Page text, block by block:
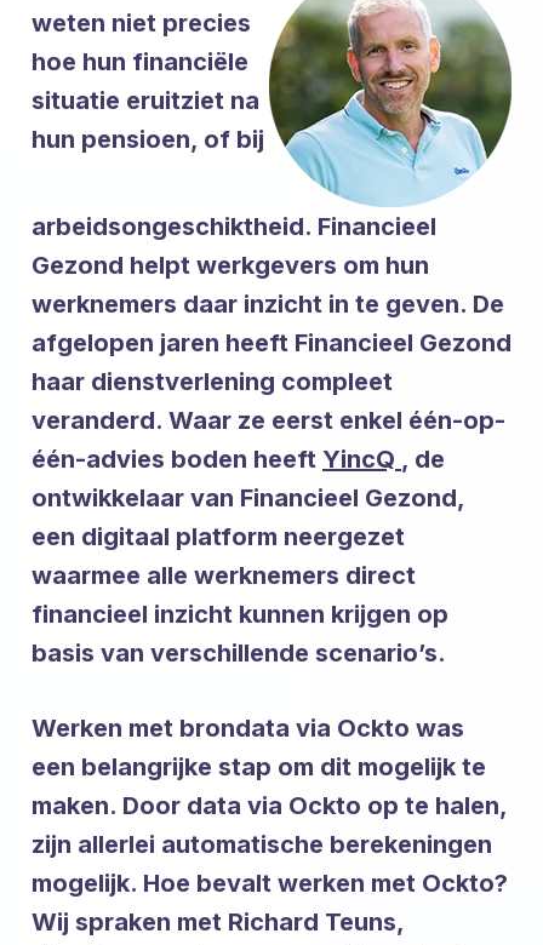
weten niet precies
hoe hun financiële
situatie eruitziet na
hun pensioen, of bij
arbeidsongeschiktheid. Financieel
Gezond helpt werkgevers om hun
werknemers daar inzicht in te geven. De
afgelopen jaren heeft Financieel Gezond
haar dienstverlening compleet
veranderd. Waar ze eerst enkel één-op-
één-advies boden heeft YincQ , de
ontwikkelaar van Financieel Gezond,
een digitaal platform neergezet
waarmee alle werknemers direct
financieel inzicht kunnen krijgen op
basis van verschillende scenario’s.
Werken met brondata via Ockto was
een belangrijke stap om dit mogelijk te
maken. Door data via Ockto op te halen,
zijn allerlei automatische berekeningen
mogelijk. Hoe bevalt werken met Ockto?
Wij spraken met Richard Teuns,